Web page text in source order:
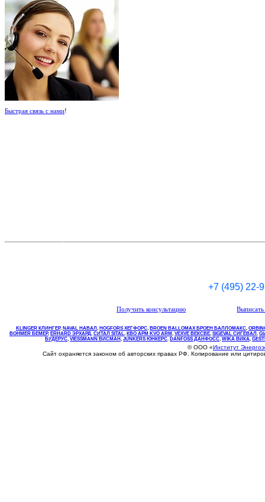
Быстрая связь с нами!
+7 (495) 22-
Получить консультацию
KLINGER КЛИНГЕР, NAVAL НАВАЛ , НOGFORS ХЕГФОРС, BROEN BALLOMAX БРОЕН БАЛЛОМАКС,
BOHMER БЕМЕР, ERHARD ЭРХАРД, СИТАЛ SITAL, КВО АРМ KVO ARM, VEXVE ВЕКСВЕ, SIGEVAL СИГЕВАЛ ,
БУДЕРУС, VIESSMANN ВИСМАН , JUNKERS ЮНКЕРС. DANFOSS ДАНФОСС, WIKA ВИКА,
© ООО «Институт
Сайт охраняется законом об авторских правах РФ. Копирование или